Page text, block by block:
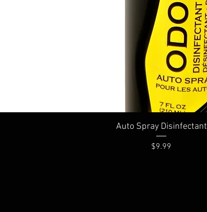
Quick View
Auto Spray Disinfectant
Price
$9.99